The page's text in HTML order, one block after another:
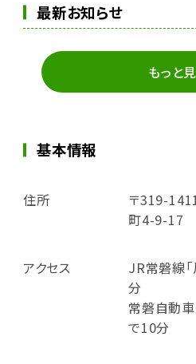
最新お知らせ
もっと
基本情報
住所
〒319-
町4-9-17
アクセス
JR常磐線
分
常磐自動車
で10分